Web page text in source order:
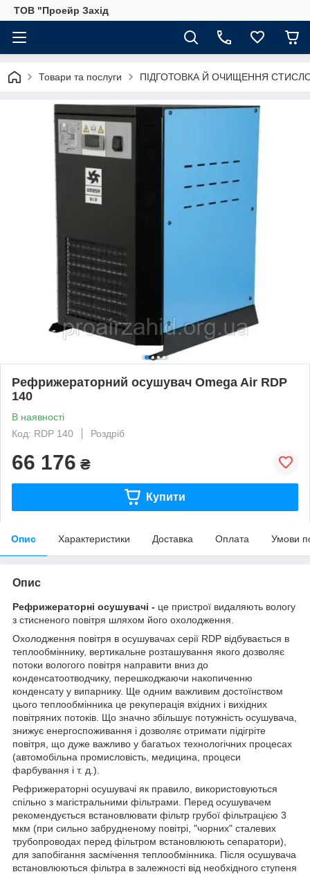
ТОВ "Проейр Захід
Товари та послуги ПІДГОТОВКА Й ОЧИЩЕННЯ
Рефрижераторний осушувач Omega Air RDP
140
В наявності
Код: RDP 140
Роздріб
66 176 ₴
Купити
Опис Характеристики Доставка Оплата Умови
Опис
Рефрижераторні осушувачі - це пристрої видаляють вологу
з стисненого повітря шляхом його охолодження.
Охолодження повітря в осушувачах серії RDP відбувається в
теплообміннику, вертикальне розташування якого дозволяє
потоки вологого повітря направити вниз до
конденсатоотводчику, перешкоджаючи накопиченню
конденсату у випарнику. Ще одним важливим достоїнством
цього теплообмінника це рекуперація вхідних і вихідних
повітряних потоків. Що значно збільшує потужність осушувача,
знижує енергоспоживання і дозволяє отримати підігріте
повітря, що дуже важливо у багатьох технологічних процесах
(автомобільна промисловість, медицина, процеси
фарбування і т. д.).
Рефрижераторні осушувачі як правило, використовуються
спільно з магістральними фільтрами. Перед осушувачем
рекомендується встановлювати фільтр грубої фільтрацією 3
мкм (при сильно забрудненому повітрі, "чорних" сталевих
трубопроводах перед фільтром встановлюють сепаратори),
для запобігання засмічення теплообмінника. Після осушувача
встановлюються фільтра в залежності від необхідного ступеня